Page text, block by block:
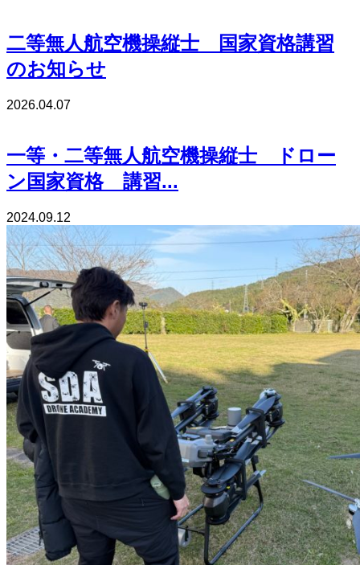
二等無人航空機操縦士 国家資格講習
のお知らせ
2026.04.07
一等・二等無人航空機操縦士 ドロー
ン国家資格 講習...
2024.09.12